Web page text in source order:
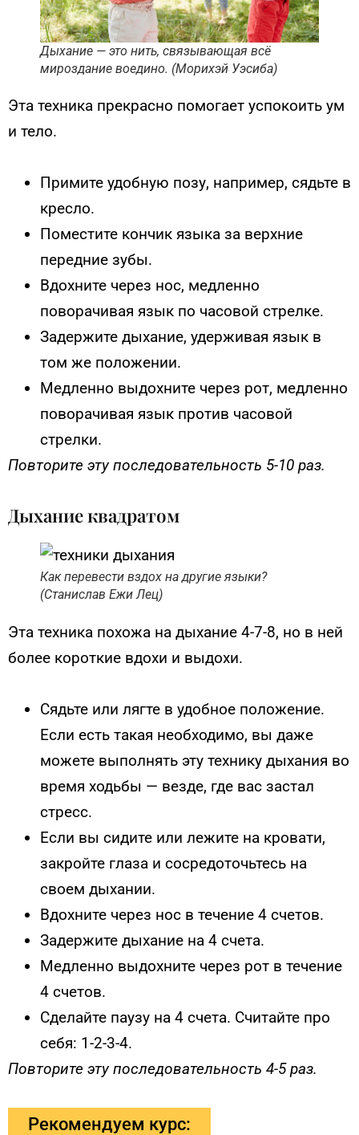
Дыхание — это нить, связывающая всё
мироздание воедино. (Морихэй Уэсиба)
Эта техника прекрасно помогает успокоить ум
и тело.
Примите удобную позу, например, сядьте в
кресло.
Поместите кончик языка за верхние
передние зубы.
Вдохните через нос, медленно
поворачивая язык по часовой стрелке.
Задержите дыхание, удерживая язык в
том же положении.
Медленно выдохните через рот, медленно
поворачивая язык против часовой
стрелки.
Повторите эту последовательность 5-10 раз.
Дыхание квадратом
Как перевести вздох на другие языки?
(Станислав Ежи Лец)
Эта техника похожа на дыхание 4-7-8, но в ней
более короткие вдохи и выдохи.
Сядьте или лягте в удобное положение.
Если есть такая необходимо, вы даже
можете выполнять эту технику дыхания во
время ходьбы — везде, где вас застал
стресс.
Если вы сидите или лежите на кровати,
закройте глаза и сосредоточьтесь на
своем дыхании.
Вдохните через нос в течение 4 счетов.
Задержите дыхание на 4 счета.
Медленно выдохните через рот в течение
4 счетов.
Сделайте паузу на 4 счета. Считайте про
себя: 1-2-3-4.
Повторите эту последовательность 4-5 раз.
Рекомендуем курс: